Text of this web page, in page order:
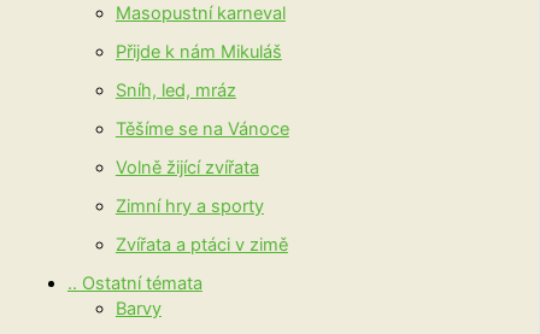
Masopustní karneval
Přijde k nám Mikuláš
Sníh, led, mráz
Těšíme se na Vánoce
Volně žijící zvířata
Zimní hry a sporty
Zvířata a ptáci v zimě
.. Ostatní témata
Barvy